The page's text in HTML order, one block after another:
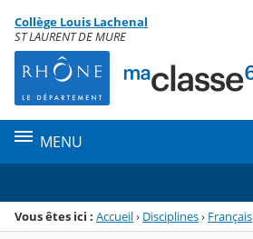
Menu de la rubrique
Contenu
Collège Louis Lachenal
ST LAURENT DE MURE
MENU
Vous êtes ici : Accueil› Disciplines› Français